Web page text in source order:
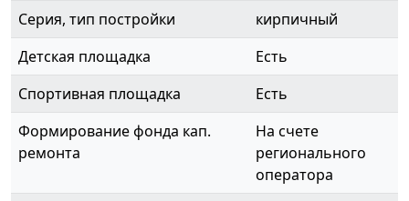
Серия, тип постройки
кирпичный
Детская площадка
Есть
Спортивная площадка
Есть
Формирование фонда кап.
ремонта
На счете
регионального
оператора